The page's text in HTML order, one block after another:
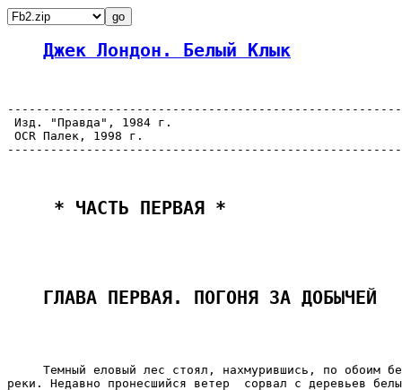
Джек Лондон. Белый Клык
Изд. "Правда", 1984 г.
OCR Палек, 1998 г.
* ЧАСТЬ ПЕРВАЯ *
ГЛАВА ПЕРВАЯ. ПОГОНЯ ЗА ДОБЫЧЕЙ